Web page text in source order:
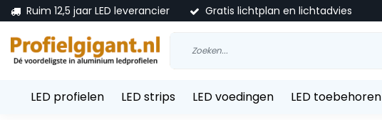
Ruim 12,5 jaar LED leverancier Gratis lichtplan en lichtadvies
LED profielen LED strips LED voedingen LED toebehoren